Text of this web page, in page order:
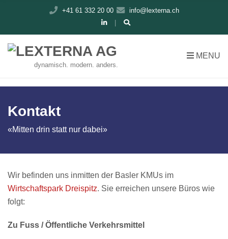
+41 61 332 20 00 info@lexterna.ch
R
dynamisch. modern. anders.
MENU
Kontakt
«Mitten drin statt nur dabei»
Wir befinden uns inmitten der Basler KMUs im
Wirtschaftspark Dreispitz. Sie erreichen unsere Büros wie
folgt:
Zu Fuss / Öffentliche Verkehrsmittel